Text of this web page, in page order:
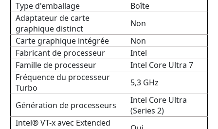
Type d'emballage
Boîte
Adaptateur de carte
graphique distinct
Non
Carte graphique intégrée
Non
Fabricant de processeur
Intel
Famille de processeur
Intel Core Ultra 7
Fréquence du processeur
Turbo
5,3 GHz
Génération de processeurs
Intel Core Ultra
(Series 2)
Intel® VT-x avec Extended